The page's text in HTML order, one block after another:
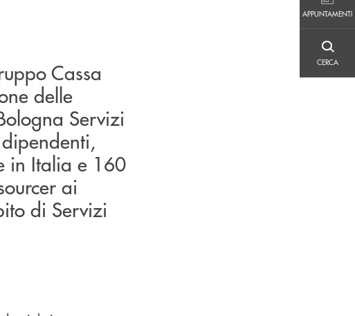
APPUNTAMENTI
CERCA
Cassa
delle
Servizi
in Italia e 160
ai
di Servizi